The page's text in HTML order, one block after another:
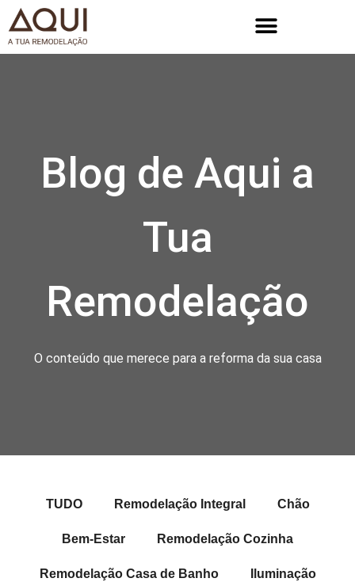
Blog de Aqui a
Tua
Remodelação
O conteúdo que merece para a reforma da sua casa
TUDO Remodelação Integral Chão
Bem-Estar Remodelação Cozinha
Remodelação Casa de Banho Iluminação